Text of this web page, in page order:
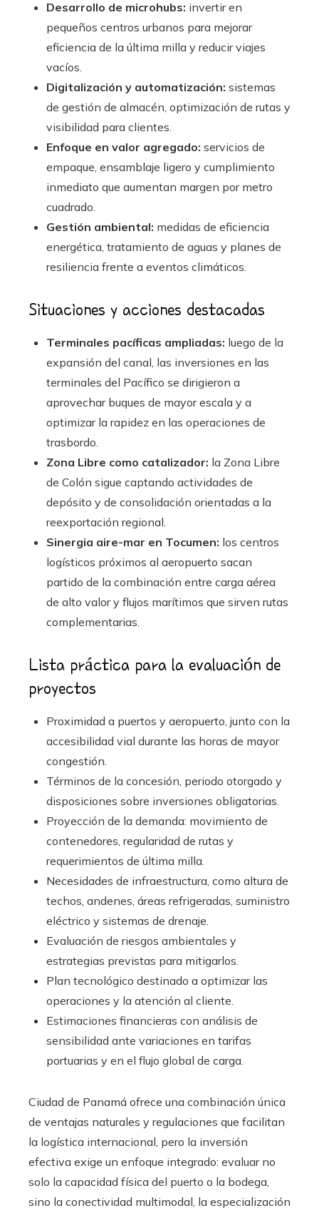
Desarrollo de microhubs: invertir en
pequeños centros urbanos para mejorar
eficiencia de la última milla y reducir viajes
vacíos.
Digitalización y automatización: sistemas
de gestión de almacén, optimización de rutas y
visibilidad para clientes.
Enfoque en valor agregado: servicios de
empaque, ensamblaje ligero y cumplimiento
inmediato que aumentan margen por metro
cuadrado.
Gestión ambiental: medidas de eficiencia
energética, tratamiento de aguas y planes de
resiliencia frente a eventos climáticos.
Situaciones y acciones destacadas
Terminales pacíficas ampliadas: luego de la
expansión del canal, las inversiones en las
terminales del Pacífico se dirigieron a
aprovechar buques de mayor escala y a
optimizar la rapidez en las operaciones de
trasbordo.
Zona Libre como catalizador: la Zona Libre
de Colón sigue captando actividades de
depósito y de consolidación orientadas a la
reexportación regional.
Sinergia aire-mar en Tocumen: los centros
logísticos próximos al aeropuerto sacan
partido de la combinación entre carga aérea
de alto valor y flujos marítimos que sirven rutas
complementarias.
Lista práctica para la evaluación de
proyectos
Proximidad a puertos y aeropuerto, junto con la
accesibilidad vial durante las horas de mayor
congestión.
Términos de la concesión, periodo otorgado y
disposiciones sobre inversiones obligatorias.
Proyección de la demanda: movimiento de
contenedores, regularidad de rutas y
requerimientos de última milla.
Necesidades de infraestructura, como altura de
techos, andenes, áreas refrigeradas, suministro
eléctrico y sistemas de drenaje.
Evaluación de riesgos ambientales y
estrategias previstas para mitigarlos.
Plan tecnológico destinado a optimizar las
operaciones y la atención al cliente.
Estimaciones financieras con análisis de
sensibilidad ante variaciones en tarifas
portuarias y en el flujo global de carga.
Ciudad de Panamá ofrece una combinación única
de ventajas naturales y regulaciones que facilitan
la logística internacional, pero la inversión
efectiva exige un enfoque integrado: evaluar no
solo la capacidad física del puerto o la bodega,
sino la conectividad multimodal, la especialización